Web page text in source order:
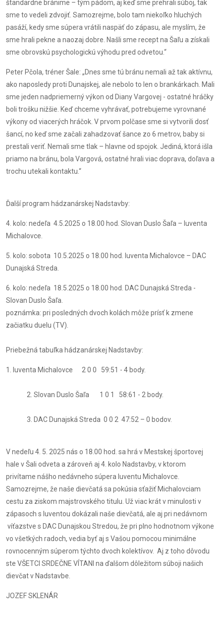
štandardne bránime – tým pádom, aj keď sme prehrali súboj, tak
sme to vedeli zdvojiť. Samozrejme, bolo tam niekoľko hluchých
pasáží, kedy sme súpera vrátili naspäť do zápasu, ale myslím, že
sme hrali pekne a naozaj dobre. Našli sme recept na Šaľu a získali
sme obrovskú psychologickú výhodu pred odvetou.“
Peter Pčola, tréner Šale: „Dnes sme tú bránu nemali až tak aktívnu,
ako naposledy proti Dunajskej, ale nebolo to len o brankárkach. Mali
sme jeden nadpriemerný výkon od Diany Vargovej - ostatné hráčky
boli trošku nižšie. Keď chceme vyhrávať, potrebujeme vyrovnané
výkony od viacerých hráčok. V prvom polčase sme si vytvorili dosť
šancí, no keď sme začali zahadzovať šance zo 6 metrov, baby si
prestali veriť. Nemali sme tlak – hlavne od spojok. Jediná, ktorá išla
priamo na bránu, bola Vargová, ostatné hrali viac doprava, doľava a
trochu utekali kontaktu.“
Ďalší program hádzanárskej Nadstavby:
4. kolo: nedeľa 4.5.2025 o 18.00 hod. Slovan Duslo Šaľa – Iuventa
Michalovce.
5. kolo: sobota 10.5.2025 o 18.00 hod. Iuventa Michalovce – DAC
Dunajská Streda.
6. kolo: nedeľa 18.5.2025 o 18.00 hod. DAC Dunajská Streda -
Slovan Duslo Šaľa.
poznámka: pri posledných dvoch kolách môže prísť k zmene
začiatku duelu (TV).
Priebežná tabuľka hádzanárskej Nadstavby:
1. Iuventa Michalovce 2 0 0 59:51 - 4 body.
2. Slovan Duslo Šaľa 1 0 1 58:61 - 2 body.
3. DAC Dunajská Streda 0 0 2 47:52 – 0 bodov.
V nedeľu 4. 5. 2025 nás o 18.00 hod. sa hrá v Mestskej športovej
hale v Šali odveta a zároveň aj 4. kolo Nadstavby, v ktorom
privítame nášho nedávneho súpera Iuventu Michalovce.
Samozrejme, že naše dievčatá sa pokúsia sťažiť Michalovciam
cestu za ziskom majstrovského titulu. Už viac krát v minulosti v
zápasoch s Iuventou dokázali naše dievčatá, ale aj pri nedávnom
víťazstve s DAC Dunajskou Stredou, že pri plno hodnotnom výkone
vo všetkých radoch, vedia byť aj s Vašou pomocou minimálne
rovnocenným súperom týchto dvoch kolektívov. Aj z toho dôvodu
ste VŠETCI SRDEČNE VÍTANI na ďalšom dôležitom súboji našich
dievčat v Nadstavbe.
JOZEF SKLENÁR